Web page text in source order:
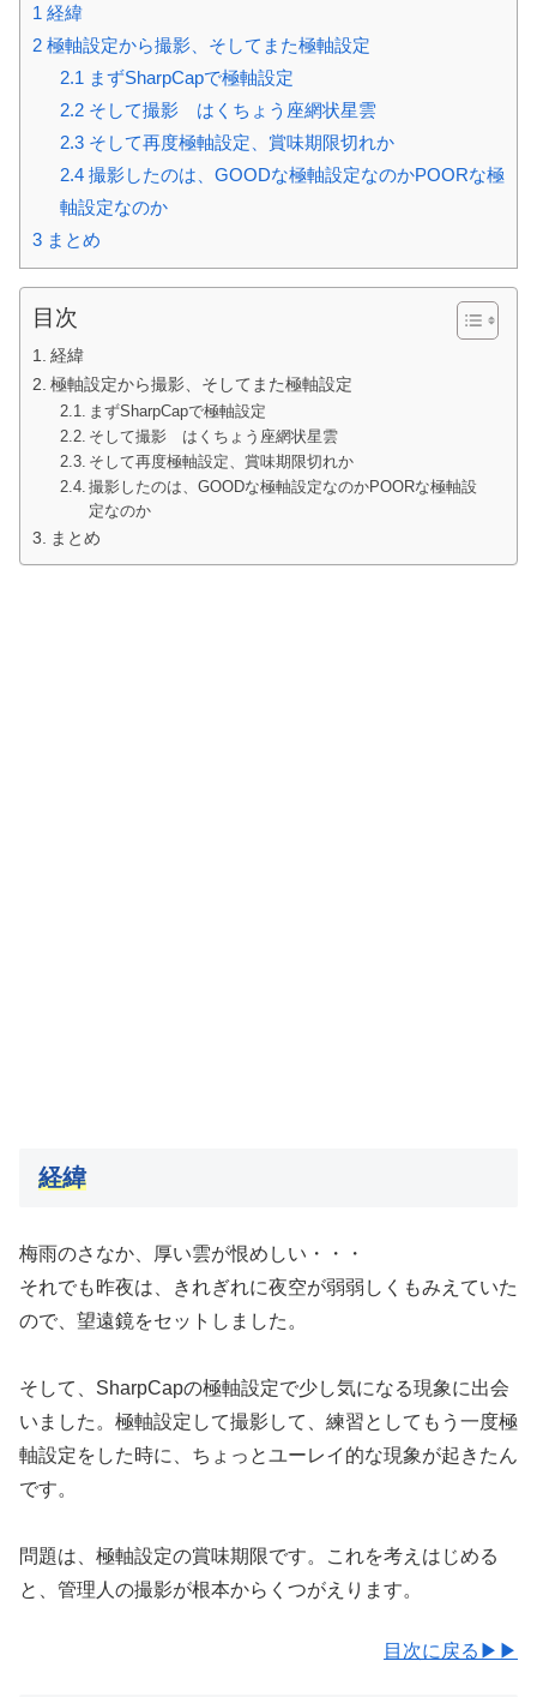
1 経緯
2 極軸設定から撮影、そしてまた極軸設定
2.1 まずSharpCapで極軸設定
2.2そして撮影 はくちょう座網状星雲
2.3そして再度極軸設定、賞味期限切れか
2.4撮影したのは、GOODな極軸設定なのかPOORな極
軸設定なのか
3 まとめ
目次
経緯
極軸設定から撮影、そしてまた極軸設定
まずSharpCapで極軸設定
そして撮影 はくちょう座網状星雲
そして再度極軸設定、賞味期限切れか
撮影したのは、GOODな極軸設定なのかPOORな極軸設
定なのか
まとめ
経緯
梅雨のさなか、厚い雲が恨めしい・・・
それでも昨夜は、きれぎれに夜空が弱弱しくもみえていた
ので、望遠鏡をセットしました。
そして、SharpCapの極軸設定で少し気になる現象に出会
いました。極軸設定して撮影して、練習としてもう一度極
軸設定をした時に、ちょっとユーレイ的な現象が起きたん
です。
問題は、極軸設定の賞味期限です。これを考えはじめる
と、管理人の撮影が根本からくつがえります。
目次に戻る▶▶